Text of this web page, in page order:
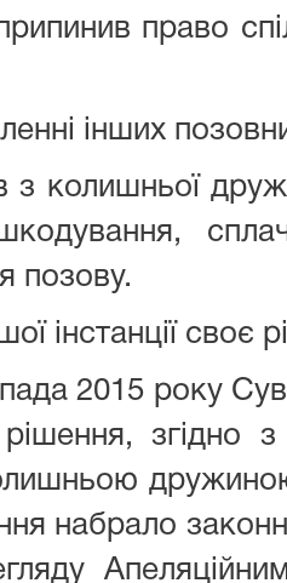
право
інших
з колишньої
позову.
інстанції своє
2015 року
згідно
набрало